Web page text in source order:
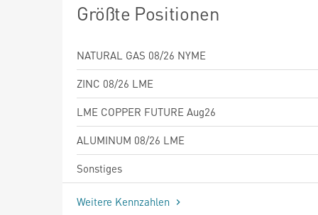
Größte Positionen
NATURAL GAS 08/26 NYME
ZINC 08/26 LME
LME COPPER FUTURE Aug26
ALUMINUM 08/26 LME
Sonstiges
Weitere Kennzahlen